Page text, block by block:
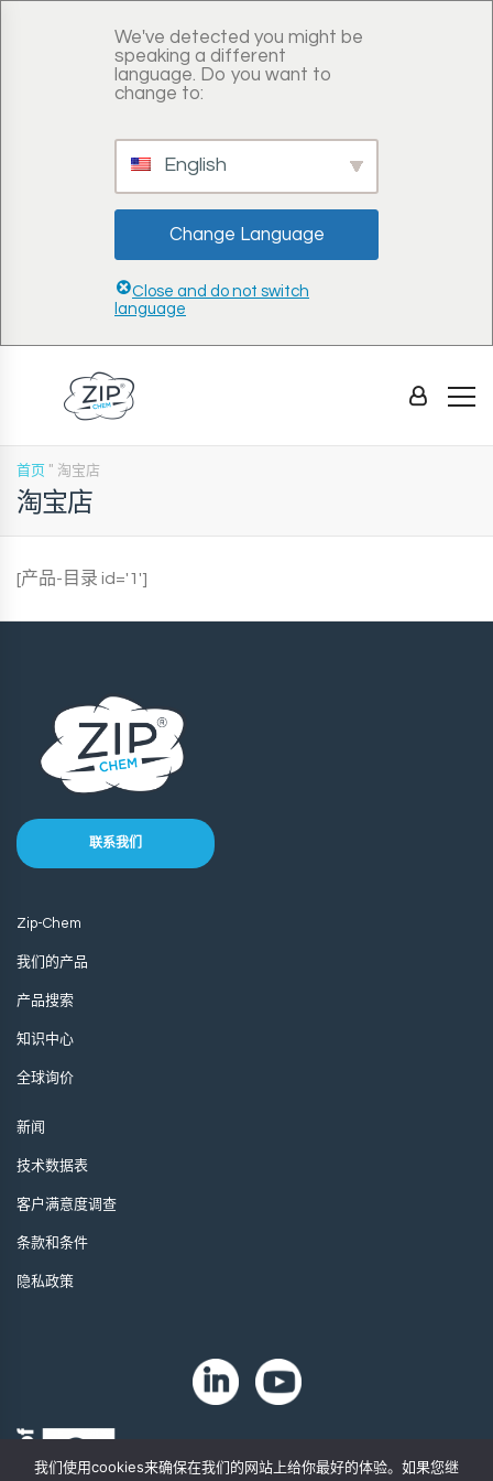
We've detected you might be
speaking a different
language. Do you want to
change to:
English
Change Language
Close and do not switch
language
首页 " 淘宝店
淘宝店
[产品-目录 id='1′]
联系我们
Zip-Chem
我们的产品
产品搜索
知识中心
全球询价
新闻
技术数据表
客户满意度调查
条款和条件
隐私政策
我们使用cookies来确保在我们的网站上给你最好的体验。如果您继